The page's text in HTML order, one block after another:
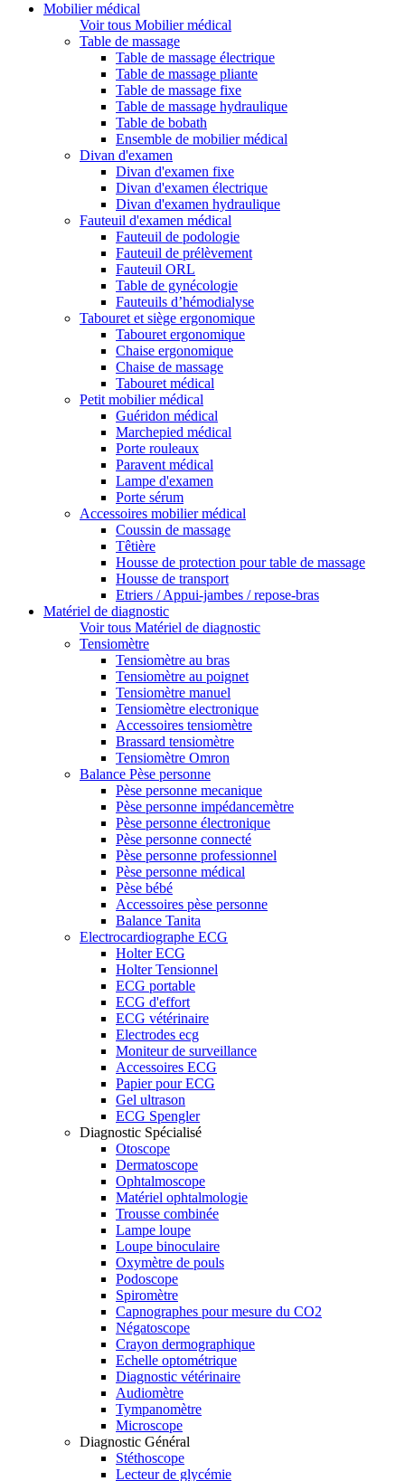
Mobilier médical
Voir tous Mobilier médical
Table de massage
Table de massage électrique
Table de massage pliante
Table de massage fixe
Table de massage hydraulique
Table de bobath
Ensemble de mobilier médical
Divan d'examen
Divan d'examen fixe
Divan d'examen électrique
Divan d'examen hydraulique
Fauteuil d'examen médical
Fauteuil de podologie
Fauteuil de prélèvement
Fauteuil ORL
Table de gynécologie
Fauteuils d’hémodialyse
Tabouret et siège ergonomique
Tabouret ergonomique
Chaise ergonomique
Chaise de massage
Tabouret médical
Petit mobilier médical
Guéridon médical
Marchepied médical
Porte rouleaux
Paravent médical
Lampe d'examen
Porte sérum
Accessoires mobilier médical
Coussin de massage
Têtière
Housse de protection pour table de massage
Housse de transport
Etriers / Appui-jambes / repose-bras
Matériel de diagnostic
Voir tous Matériel de diagnostic
Tensiomètre
Tensiomètre au bras
Tensiomètre au poignet
Tensiomètre manuel
Tensiomètre electronique
Accessoires tensiomètre
Brassard tensiomètre
Tensiomètre Omron
Balance Pèse personne
Pèse personne mecanique
Pèse personne impédancemètre
Pèse personne électronique
Pèse personne connecté
Pèse personne professionnel
Pèse personne médical
Pèse bébé
Accessoires pèse personne
Balance Tanita
Electrocardiographe ECG
Holter ECG
Holter Tensionnel
ECG portable
ECG d'effort
ECG vétérinaire
Electrodes ecg
Moniteur de surveillance
Accessoires ECG
Papier pour ECG
Gel ultrason
ECG Spengler
Diagnostic Spécialisé
Otoscope
Dermatoscope
Ophtalmoscope
Matériel ophtalmologie
Trousse combinée
Lampe loupe
Loupe binoculaire
Oxymètre de pouls
Podoscope
Spiromètre
Capnographes pour mesure du CO2
Négatoscope
Crayon dermographique
Echelle optométrique
Diagnostic vétérinaire
Audiomètre
Tympanomètre
Microscope
Diagnostic Général
Stéthoscope
Lecteur de glycémie